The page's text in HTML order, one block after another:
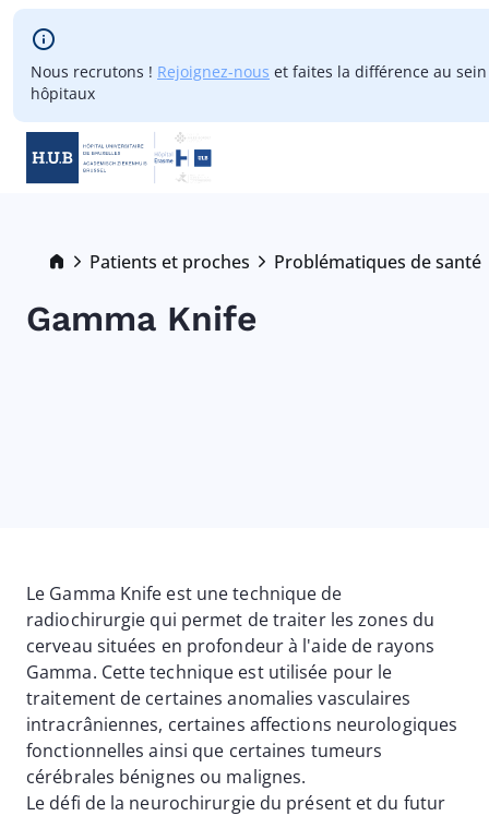
Skip to main content
Nous recrutons ! Rejoignez-nous et faites la différence au
hôpitaux
Breadcrumb
Patients et proches Problématiques de santé
Gamma Knife
Le Gamma Knife est une technique de
radiochirurgie qui permet de traiter les zones du
cerveau situées en profondeur à l'aide de rayons
Gamma. Cette technique est utilisée pour le
traitement de certaines anomalies vasculaires
intracrâniennes, certaines affections neurologiques
fonctionnelles ainsi que certaines tumeurs
cérébrales bénignes ou malignes.
Le défi de la neurochirurgie du présent et du futur